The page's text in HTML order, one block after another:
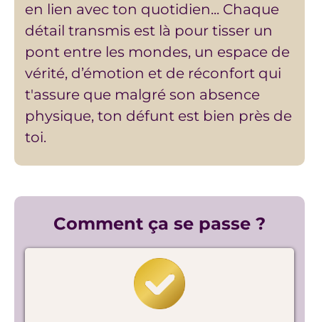
en lien avec ton quotidien... Chaque
détail transmis est là pour tisser un
pont entre les mondes, un espace de
vérité, d’émotion et de réconfort qui
t'assure que malgré son absence
physique, ton défunt est bien près de
toi.
Comment ça se passe ?